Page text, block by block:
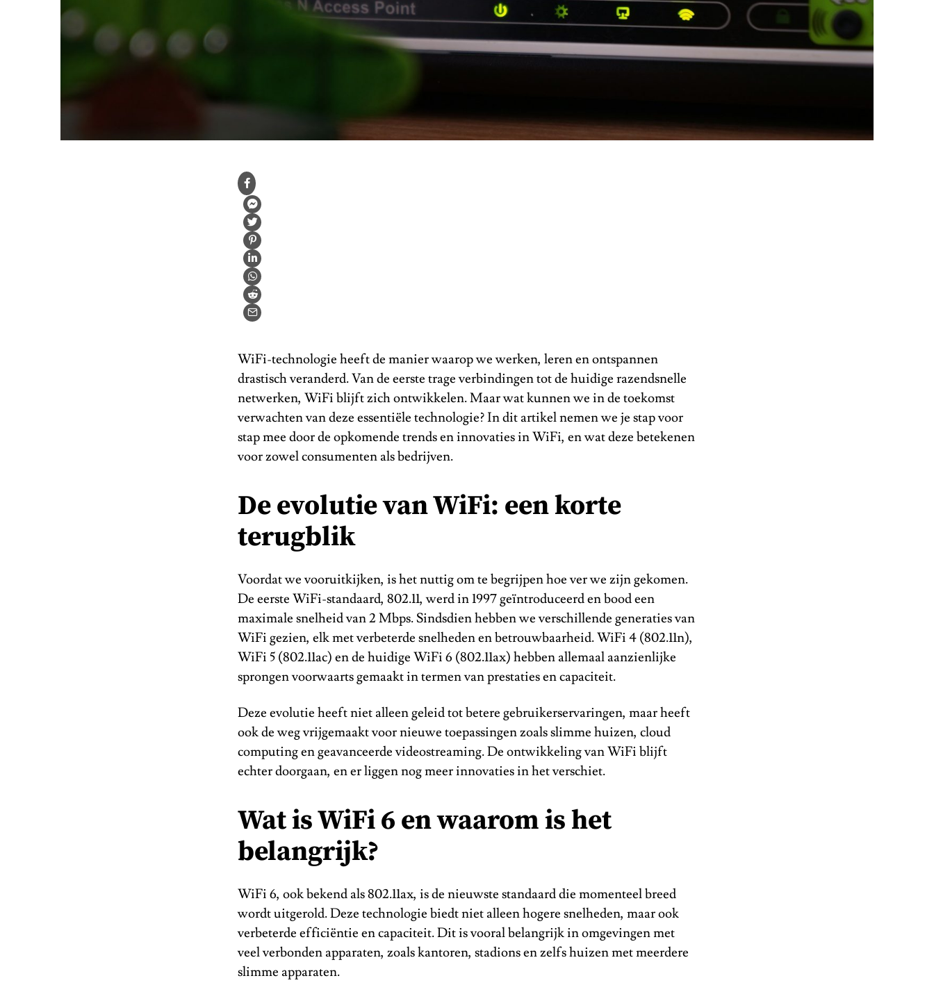
WiFi-technologie heeft de manier waarop we werken, leren en ontspannen
drastisch veranderd. Van de eerste trage verbindingen tot de huidige razendsnelle
netwerken, WiFi blijft zich ontwikkelen. Maar wat kunnen we in de toekomst
verwachten van deze essentiële technologie? In dit artikel nemen we je stap voor
stap mee door de opkomende trends en innovaties in WiFi, en wat deze betekenen
voor zowel consumenten als bedrijven.
De evolutie van WiFi: een korte
terugblik
Voordat we vooruitkijken, is het nuttig om te begrijpen hoe ver we zijn gekomen.
De eerste WiFi-standaard, 802.11, werd in 1997 geïntroduceerd en bood een
maximale snelheid van 2 Mbps. Sindsdien hebben we verschillende generaties van
WiFi gezien, elk met verbeterde snelheden en betrouwbaarheid. WiFi 4 (802.11n),
WiFi 5 (802.11ac) en de huidige WiFi 6 (802.11ax) hebben allemaal aanzienlijke
sprongen voorwaarts gemaakt in termen van prestaties en capaciteit.
Deze evolutie heeft niet alleen geleid tot betere gebruikerservaringen, maar heeft
ook de weg vrijgemaakt voor nieuwe toepassingen zoals slimme huizen, cloud
computing en geavanceerde videostreaming. De ontwikkeling van WiFi blijft
echter doorgaan, en er liggen nog meer innovaties in het verschiet.
Wat is WiFi 6 en waarom is het
belangrijk?
WiFi 6, ook bekend als 802.11ax, is de nieuwste standaard die momenteel breed
wordt uitgerold. Deze technologie biedt niet alleen hogere snelheden, maar ook
verbeterde efficiëntie en capaciteit. Dit is vooral belangrijk in omgevingen met
veel verbonden apparaten, zoals kantoren, stadions en zelfs huizen met meerdere
slimme apparaten.